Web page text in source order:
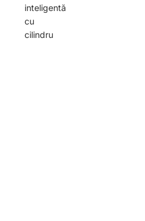
inteligentă
cu
cilindru